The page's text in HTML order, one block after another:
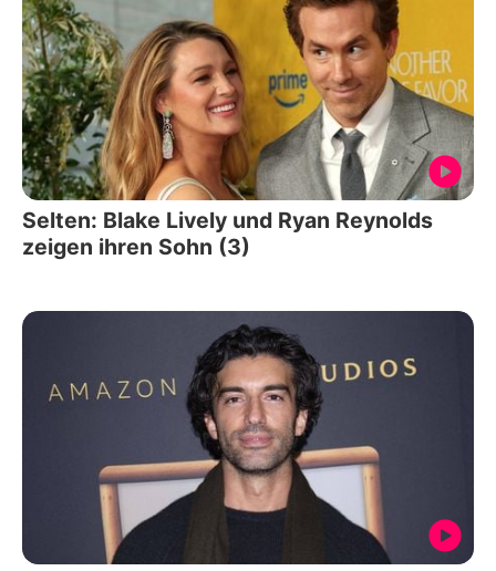
Selten: Blake Lively und Ryan Reynolds
zeigen ihren Sohn (3)